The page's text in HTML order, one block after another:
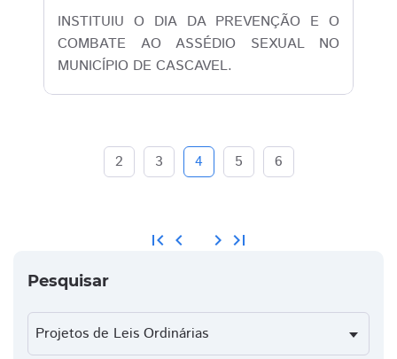
INSTITUIU O DIA DA PREVENÇÃO E O
COMBATE AO ASSÉDIO SEXUAL NO
MUNICÍPIO DE CASCAVEL.
first_page chevron_left
2 3 4 5 6
chevron_right last_page
Pesquisar